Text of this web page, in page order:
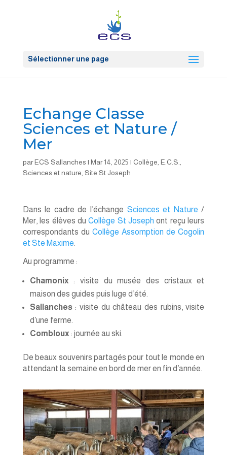
Sélectionner une page
Echange Classe
Sciences et Nature /
Mer
parECS Sallanches | Mar 14, 2025 | Collège E.C.S.
Sciences et nature Site St Joseph
Dans le cadre de l’échange Sciences et Nature /
Mer, les élèves duCollège St Joseph ont reçu leurs
correspondants du Collège Assomption de Cogolin
et Ste Maxime.
Au programme :
Chamonix : visite du musée des cristaux et
maison des guides puis luge d’été.
Sallanches : visite du château des rubins, visite
d’une ferme.
Combloux : journée au ski.
De beaux souvenirs partagés pour tout le monde en
attendant la semaine en bord de mer en fin d’année.